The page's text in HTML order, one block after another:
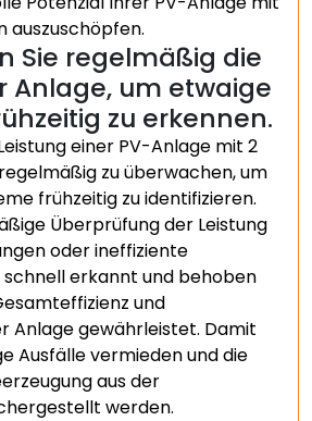
auszuschöpfen.
Sie regelmäßig die
Anlage, um etwaige
zu erkennen.
einer PV-Anlage mit 2
zu überwachen, um
frühzeitig zu identifizieren.
Überprüfung der Leistung
oder ineffiziente
erkannt und behoben
und
Anlage gewährleistet. Damit
Ausfälle vermieden und die
aus der
werden.